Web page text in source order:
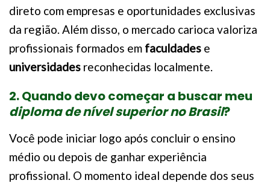
direto com empresas e oportunidades exclusivas
da região. Além disso, o mercado carioca valoriza
profissionais formados em faculdades e
universidades reconhecidas localmente.
2. Quando devo começar a buscar meu
diploma de nível superior no Brasil?
Você pode iniciar logo após concluir o ensino
médio ou depois de ganhar experiência
profissional. O momento ideal depende dos seus